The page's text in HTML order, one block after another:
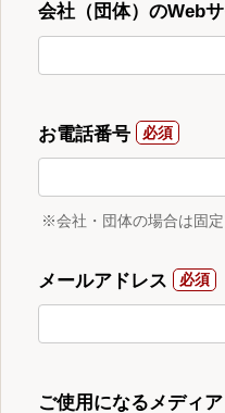
会社（団体）のWeb
お電話番号
※会社・団体の場合は固定
メールアドレス
ご使用になるメディア